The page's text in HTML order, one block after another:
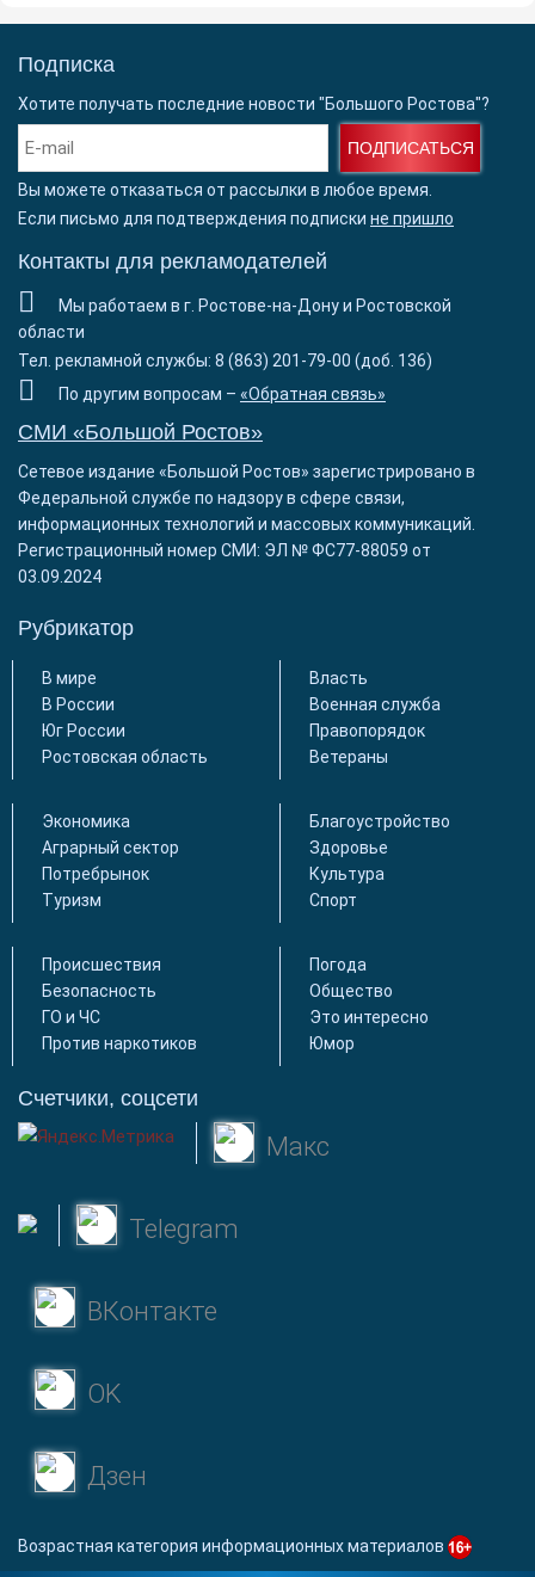
Подписка
Хотите получать последние новости "Большого Ростова"?
ПОДПИСАТЬСЯ
Вы можете отказаться от рассылки в любое время.
Если письмо для подтверждения подписки не пришло
Контакты для рекламодателей
Мы работаем в г. Ростове-на-Дону и Ростовской
области
Тел. рекламной службы: 8 (863) 201-79-00 (доб. 136)
По другим вопросам – «Обратная связь»
СМИ «Большой Ростов»
Сетевое издание «Большой Ростов» зарегистрировано в
Федеральной службе по надзору в сфере связи,
информационных технологий и массовых коммуникаций.
Регистрационный номер СМИ: ЭЛ № ФС77-88059 от
03.09.2024
Рубрикатор
В мире
В России
Юг России
Ростовская область
Власть
Военная служба
Правопорядок
Ветераны
Экономика
Аграрный сектор
Потребрынок
Туризм
Благоустройство
Здоровье
Культура
Спорт
Происшествия
Безопасность
ГО и ЧС
Против наркотиков
Погода
Общество
Это интересно
Юмор
Счетчики, соцсети
Макс
Telegram
ВКонтакте
OK
Дзен
Возрастная категория информационных материалов